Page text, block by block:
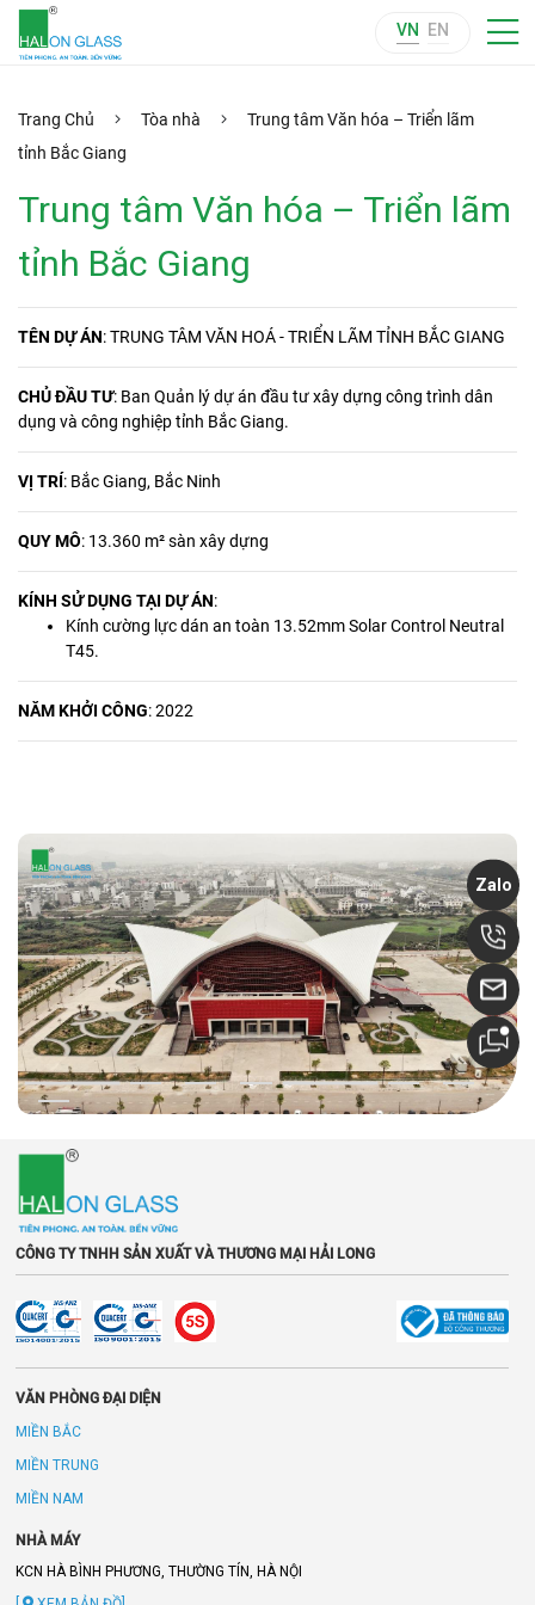
VN EN
Trang Chủ Tòa nhà
Trung tâm Văn hóa – Triển lãm
tỉnh Bắc Giang
Trung tâm Văn hóa – Triển lãm
tỉnh Bắc Giang
TÊN DỰ ÁN: TRUNG TÂM VĂN HOÁ - TRIỂN LÃM TỈNH BẮC GIANG
CHỦ ĐẦU TƯ: Ban Quản lý dự án đầu tư xây dựng công trình dân
dụng và công nghiệp tỉnh Bắc Giang.
VỊ TRÍ: Bắc Giang, Bắc Ninh
QUY MÔ: 13.360 m² sàn xây dựng
KÍNH SỬ DỤNG TẠI DỰ ÁN:
Kính cường lực dán an toàn 13.52mm Solar Control Neutral
T45.
NĂM KHỞI CÔNG: 2022
CÔNG TY TNHH SẢN XUẤT VÀ THƯƠNG MẠI HẢI LONG
VĂN PHÒNG ĐẠI DIỆN
MIỀN BẮC
MIỀN TRUNG
MIỀN NAM
NHÀ MÁY
KCN HÀ BÌNH PHƯƠNG, THƯỜNG TÍN, HÀ NỘI
Zalo